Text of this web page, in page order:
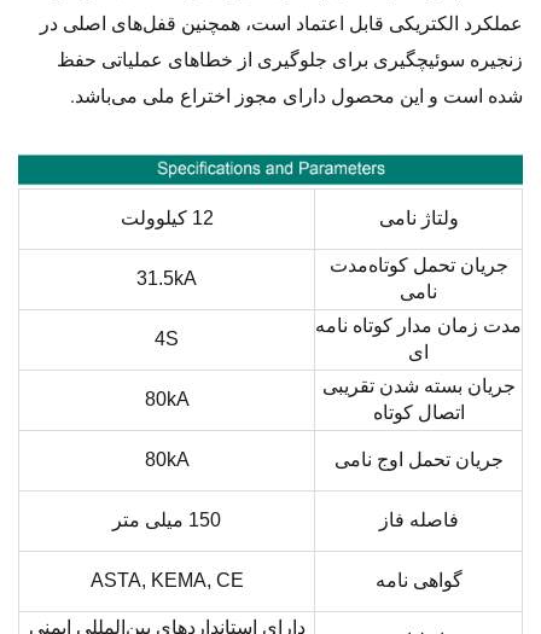
عملکرد الکتریکی قابل اعتماد است، همچنین قفل‌های اصلی در
زنجیره سوئیچگیری برای جلوگیری از خطاهای عملیاتی حفظ
شده است و این محصول دارای مجوز اختراع ملی می‌باشد.
ولتاژ نامی 12 کیلوولت
جریان تحمل کوتاه‌مدت
نامی
31.5kA
مدت زمان مدار کوتاه نامه
ای
4S
جریان بسته شدن تقریبی
اتصال کوتاه
80kA
جریان تحمل اوج نامی 80kA
فاصله فاز 150 میلی متر
گواهی نامه ASTA, KEMA, CE
دارای استانداردهای بین‌المللی ایمنی